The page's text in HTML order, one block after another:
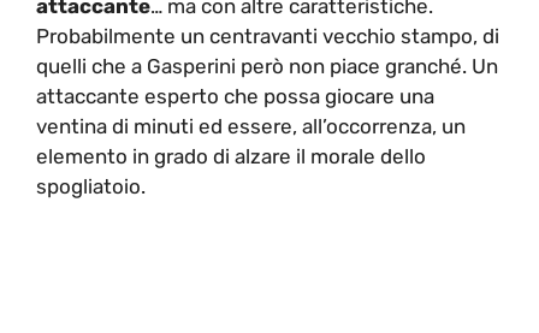
attaccante… ma con altre caratteristiche.
Probabilmente un centravanti vecchio stampo, di
quelli che a Gasperini però non piace granché. Un
attaccante esperto che possa giocare una
ventina di minuti ed essere, all’occorrenza, un
elemento in grado di alzare il morale dello
spogliatoio.